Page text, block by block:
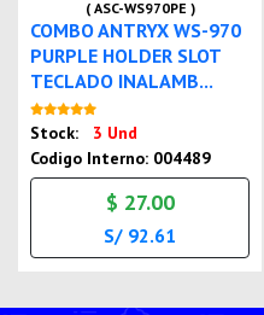
( ASC-WS970PE )
COMBO ANTRYX WS-970
PURPLE HOLDER SLOT
TECLADO INALAMB...
Stock:
3 Und
Codigo Interno: 004489
$ 27.00
S/ 92.61